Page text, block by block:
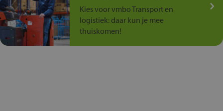
Kies voor vmbo Transport en
logistiek: daar kun je mee
thuiskomen!